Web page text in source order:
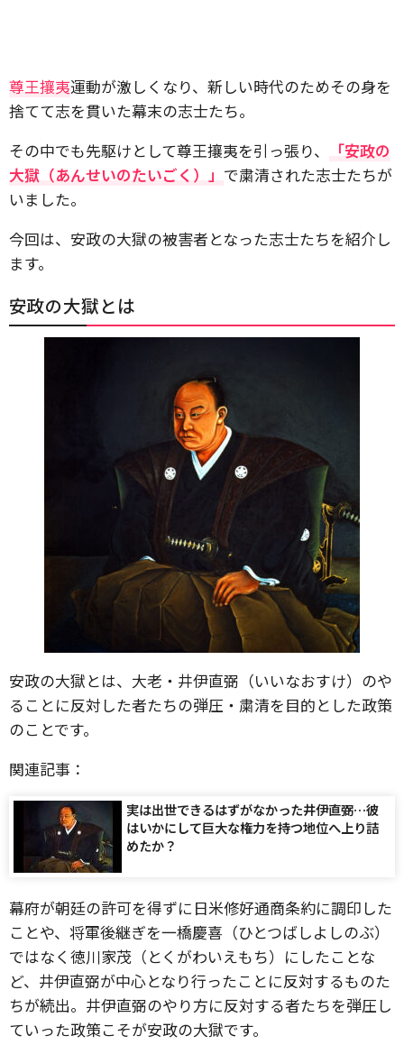
尊王攘夷運動が激しくなり、新しい時代のためその身を
捨てて志を貫いた幕末の志士たち。
その中でも先駆けとして尊王攘夷を引っ張り、
「安政の
大獄（あんせいのたいごく）」 で粛清された志士たちが
いました。
今回は、安政の大獄の被害者となった志士たちを紹介し
ます。
安政の大獄とは
安政の大獄とは、大老・井伊直弼（いいなおすけ）のや
ることに反対した者たちの弾圧・粛清を目的とした政策
のことです。
関連記事：
実は出世できるはずがなかった井伊直弼…彼
はいかにして巨大な権力を持つ地位へ上り詰
めたか？
幕府が朝廷の許可を得ずに日米修好通商条約に調印した
ことや、将軍後継ぎを一橋慶喜（ひとつばしよしのぶ）
ではなく徳川家茂（とくがわいえもち）にしたことな
ど、井伊直弼が中心となり行ったことに反対するものた
ちが続出。井伊直弼のやり方に反対する者たちを弾圧し
ていった政策こそが安政の大獄です。